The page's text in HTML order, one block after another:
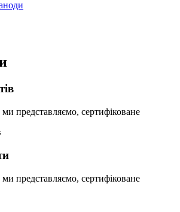
представляємо, сертифіковане
представляємо, сертифіковане